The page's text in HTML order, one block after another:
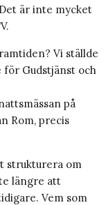
är inte mycket
Vi ställde
Gudstjänst och
på
Rom, precis
strukturera om
längre att
Vem som